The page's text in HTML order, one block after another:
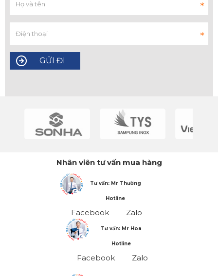
Nhân viên tư vấn mua hàng
Tư vấn: Mr Thường
Hotline
Facebook Zalo
Tư vấn: Mr Hoa
Hotline
Facebook Zalo